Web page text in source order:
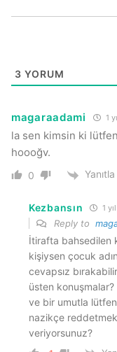
3 YORUM
magaraadami 1
la sen kimsin ki
hoooğv.
0 Yanıtla
Kezbansın 1
Reply to
İtirafta bahsedilen
kişiysen çocuk
cevapsız
üsten
ve bir umutla lütfen
nazikçe
veriyorsunuz?